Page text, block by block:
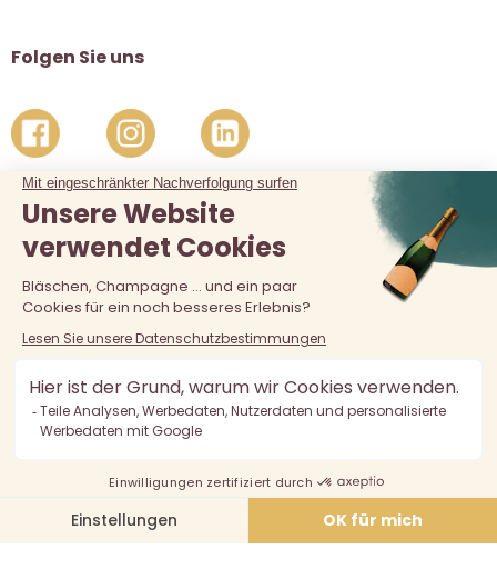
Folgen Sie uns
Der Verkauf von Alkohol an unter 18-Jährige ist verboten.
Alkoholmissbrauch ist gefährlich für die Gesundheit, in